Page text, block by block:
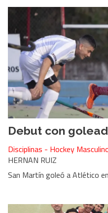
Debut con
HERNAN RUIZ
Disciplinas - Hockey
San Martín goleó a Atlético